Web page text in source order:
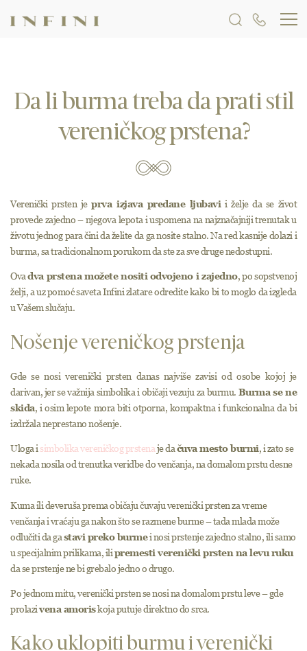
Da li burma treba da prati stil
vereničkog prstena?
Verenički prsten jeprva izjava predane ljubavi i želje da se život
provede zajedno – njegova lepota i uspomena na najznačajniji trenutak u
životu jednog para čini da želite da ga nosite stalno. Na red kasnije dolazi i
burma, sa tradicionalnom porukom da ste za sve druge nedostupni.
Ovadva prstena možete nositi odvojeno i zajedno, po sopstvenoj
želji, a uz pomoć saveta Infini zlatare odredite kako bi to moglo da izgleda
u Vašem slučaju.
Nošenje vereničkog prstenja
Gde se nosi verenički prsten danas najviše zavisi od osobe kojoj je
darivan, jer se važnija simbolika i običaji vezuju za burmu. Burma se ne
skida, i osim lepote mora biti otporna, kompaktna i funkcionalna da bi
izdržala neprestano nošenje.
Uloga isimbolika vereničkog prstenaje dačuva mesto burmi, i zato se
nekada nosila od trenutka veridbe do venčanja, na domalom prstu desne
ruke.
Kuma ili deveruša prema običaju čuvaju verenički prsten za vreme
venčanja i vraćaju ga nakon što se razmene burme – tada mlada može
odlučiti da gastavi preko burmei nosi prstenje zajedno stalno, ili samo
u specijalnim prilikama, ilipremesti verenički prsten na levu ruku
da se prstenje ne bi grebalo jedno o drugo.
Po jednom mitu, verenički prsten se nosi na domalom prstu leve – gde
prolazivena amoriskoja putuje direktno do srca.
Kako uklopiti burmu i verenički